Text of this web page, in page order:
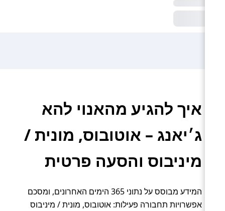
איך להגיע מהאנוי להא
ג׳יאנג – אוטובוס, מונית /
מיניבוס והסעה פרטית
המידע מבוסס על נתוני 365 הימים האחרונים, ומסכם
אפשרויות תחבורה פעילות: אוטובוס, מונית / מיניבוס